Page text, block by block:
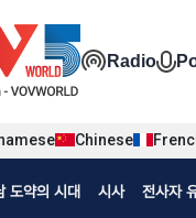
ĐaRadio
Chinese
tiếng Hàn
도약의 시대 시사 전사자